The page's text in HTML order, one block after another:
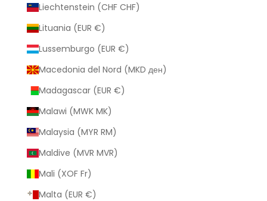
Liechtenstein (CHF CHF)
Lituania (EUR €)
Lussemburgo (EUR €)
Macedonia del Nord (MKD ден)
Madagascar (EUR €)
Malawi (MWK MK)
Malaysia (MYR RM)
Maldive (MVR MVR)
Mali (XOF Fr)
Malta (EUR €)